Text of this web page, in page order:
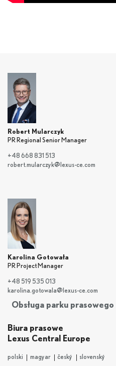
Robert Mularczyk
PR Regional Senior Manager
+48 668 831 513
robert.mularczyk@lexus-ce.com
Karolina Gotowała
PR Project Manager
+48 519 535 013
karolina.gotowala@lexus-ce.com
Obsługa parku prasowego
Biura prasowe
Lexus Central Europe
polski magyar český slovenský